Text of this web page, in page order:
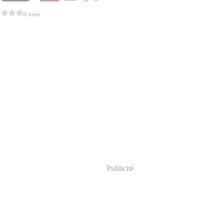
0 vote
Publicité